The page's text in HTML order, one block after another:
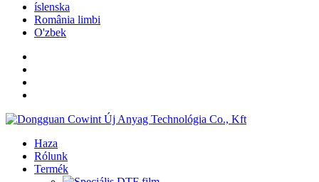
íslenska
România limbi
O'zbek
Haza
Rólunk
Termék